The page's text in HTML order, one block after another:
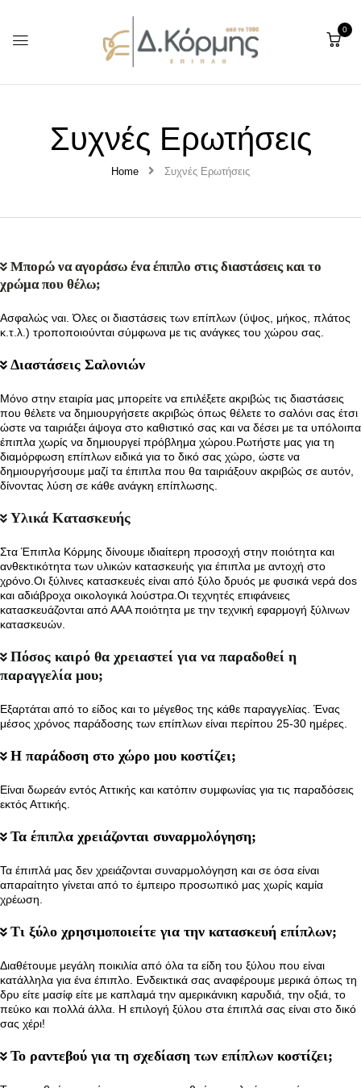
0
Συχνές Ερωτήσεις
Home Συχνές Ερωτήσεις
Μπορώ να αγοράσω ένα έπιπλο στις διαστάσεις και το
χρώμα που θέλω;
Ασφαλώς ναι. Όλες οι διαστάσεις των επίπλων (ύψος, μήκος, πλάτος
κ.τ.λ.) τροποποιούνται σύμφωνα με τις ανάγκες του χώρου σας.
Διαστάσεις Σαλονιών
Μόνο στην εταιρία μας μπορείτε να επιλέξετε ακριβώς τις διαστάσεις
που θέλετε να δημιουργήσετε ακριβώς όπως θέλετε το σαλόνι σας έτσι
ώστε να ταιριάξει άψογα στο καθιστικό σας και να δέσει με τα υπόλοιπα
έπιπλα χωρίς να δημιουργεί πρόβλημα χώρου.Ρωτήστε μας για τη
διαμόρφωση επίπλων ειδικά για το δικό σας χώρο, ώστε να
δημιουργήσουμε μαζί τα έπιπλα που θα ταιριάξουν ακριβώς σε αυτόν,
δίνοντας λύση σε κάθε ανάγκη επίπλωσης.
Υλικά Κατασκευής
Στα Έπιπλα Κόρμης δίνουμε ιδιαίτερη προσοχή στην ποιότητα και
ανθεκτικότητα των υλικών κατασκευής για έπιπλα με αντοχή στο
χρόνο.Οι ξύλινες κατασκευές είναι από ξύλο δρυός με φυσικά νερά dos
και αδιάβροχα οικολογικά λούστρα.Οι τεχνητές επιφάνειες
κατασκευάζονται από ΑΑΑ ποιότητα με την τεχνική εφαρμογή ξύλινων
κατασκευών.
Πόσος καιρό θα χρειαστεί για να παραδοθεί η
παραγγελία μου;
Εξαρτάται από το είδος και το μέγεθος της κάθε παραγγελίας. Ένας
μέσος χρόνος παράδοσης των επίπλων είναι περίπου 25-30 ημέρες.
Η παράδοση στο χώρο μου κοστίζει;
Είναι δωρεάν εντός Αττικής και κατόπιν συμφωνίας για τις παραδόσεις
εκτός Αττικής.
Τα έπιπλα χρειάζονται συναρμολόγηση;
Τα έπιπλά μας δεν χρειάζονται συναρμολόγηση και σε όσα είναι
απαραίτητο γίνεται από το έμπειρο προσωπικό μας χωρίς καμία
χρέωση.
Τι ξύλο χρησιμοποιείτε για την κατασκευή επίπλων;
Διαθέτουμε μεγάλη ποικιλία από όλα τα είδη του ξύλου που είναι
κατάλληλα για ένα έπιπλο. Ενδεικτικά σας αναφέρουμε μερικά όπως τη
δρυ είτε μασίφ είτε με καπλαμά την αμερικάνικη καρυδιά, την οξιά, το
πεύκο και πολλά άλλα. Η επιλογή ξύλου στα έπιπλά σας είναι στο δικό
σας χέρι!
Το ραντεβού για τη σχεδίαση των επίπλων κοστίζει;